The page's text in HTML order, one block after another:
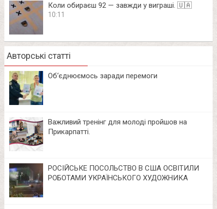
Коли обираєш 92 — завжди у виграші. 🇺🇦
10:11
Авторські статті
Об‘єднюємось заради перемоги
Важливий тренінг для молоді пройшов на
Прикарпатті.
РОСІЙСЬКЕ ПОСОЛЬСТВО В США ОСВІТИЛИ
РОБОТАМИ УКРАЇНСЬКОГО ХУДОЖНИКА